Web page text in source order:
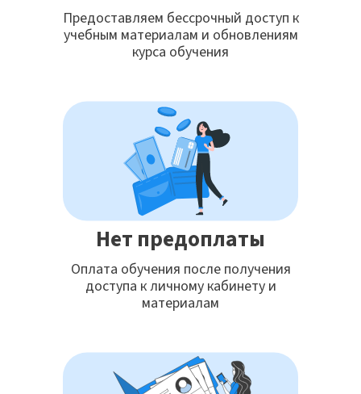
Предоставляем бессрочный доступ к
учебным материалам и обновлениям
курса обучения
Нет предоплаты
Оплата обучения после получения
доступа к личному кабинету и
материалам